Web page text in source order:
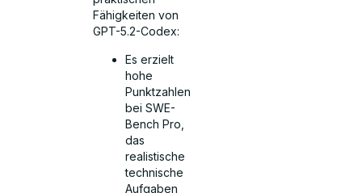
Fähigkeiten von
GPT-5.2-Codex:
Es erzielt
hohe
Punktzahlen
bei SWE-
Bench Pro,
das
realistische
technische
Aufgaben